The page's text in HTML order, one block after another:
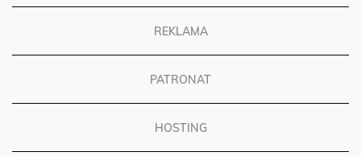
REKLAMA
PATRONAT
HOSTING